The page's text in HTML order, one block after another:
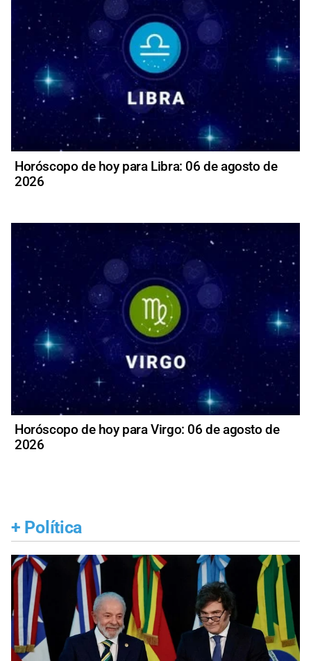
Horóscopo de hoy para Libra: 06 de agosto de
2026
Horóscopo de hoy para Virgo: 06 de agosto de
2026
+ Política